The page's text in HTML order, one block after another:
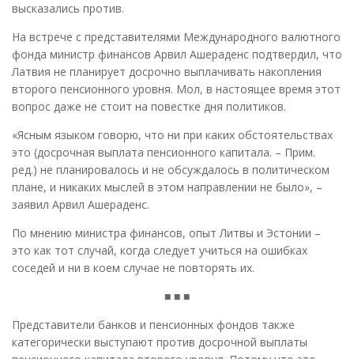
высказались против.
На встрече с представителями Международного валютного
фонда министр финансов Арвил Ашераденс подтвердил, что
Латвия не планирует досрочно выплачивать накопления
второго пенсионного уровня. Мол, в настоящее время этот
вопрос даже не стоит на повестке дня политиков.
«Ясным языком говорю, что ни при каких обстоятельствах
это (досрочная выплата пенсионного капитала. – Прим.
ред.) не планировалось и не обсуждалось в политическом
плане, и никаких мыслей в этом направлении не было», –
заявил Арвил Ашераденс.
По мнению министра финансов, опыт Литвы и Эстонии –
это как тот случай, когда следует учиться на ошибках
соседей и ни в коем случае не повторять их.
■ ■ ■
Представители банков и пенсионных фондов также
категорически выступают против досрочной выплаты